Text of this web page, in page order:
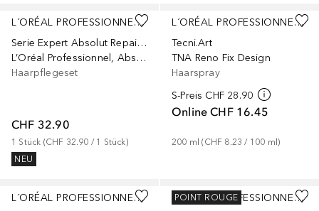
L´ORÉAL PROFESSIONNEL PARIS
Serie Expert Absolut Repair Molecular
L’Oréal Professionnel, Absolut Repair Molecular 2er-Set: Sulfatfreies Molecular Repair Shampoo 100 ml + Professional Bi-Phase Oil 30 ml
Haarpflegeset
CHF 32.90
1 Stück (CHF 32.90 / 1 Stück)
NEU
L´ORÉAL PROFESSIONNEL PARIS
Tecni.Art
TNA Reno Fix Design
Haarspray
S-Preis CHF 28.90
Online CHF 16.45
200 ml (CHF 8.23 / 100 ml)
L´ORÉAL PROFESSIONNEL PARIS
L´ORÉAL PROFESSIONNEL PARIS
POINT ROUGE